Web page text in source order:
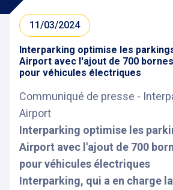
11/03/2024
Interparking optimise les
Airport avec l'ajout de 700
pour véhicules électriques
Communiqué de presse -
Airport
Interparking optimise les
Airport avec l'ajout de 700
pour véhicules électriques
Interparking, qui a en charge